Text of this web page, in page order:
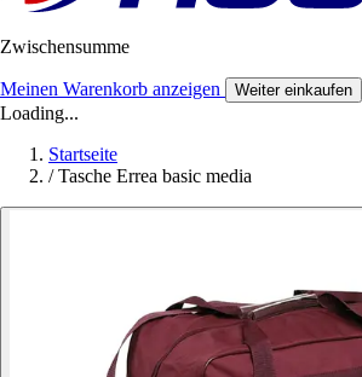
Zwischensumme
Meinen Warenkorb anzeigen Weiter einkaufen
Loading...
Startseite
/ Tasche Errea basic media